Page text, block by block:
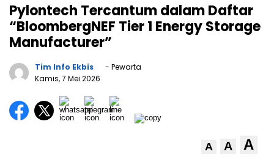
Pylontech Tercantum dalam Daftar
“BloombergNEF Tier 1 Energy Storage
Manufacturer”
Tim Info Ekbis
- Pewarta
Kamis, 7 Mei 2026
A A A